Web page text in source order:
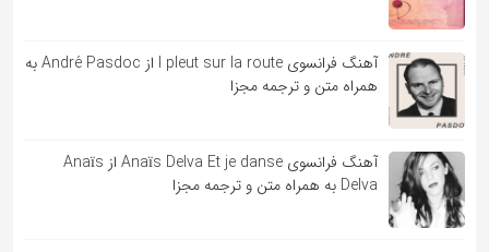
آهنگ فرانسوی l pleut sur la route از André Pasdoc به
همراه متن و ترجمه مجزا
آهنگ فرانسوی Anaïs Delva Et je danse از Anaïs
Delva به همراه متن و ترجمه مجزا